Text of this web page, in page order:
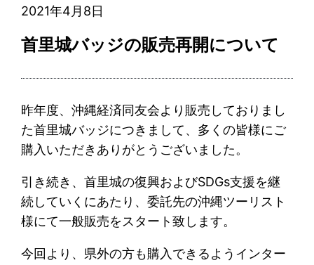
2021年4月8日
首里城バッジの販売再開について
昨年度、沖縄経済同友会より販売しておりまし
た首里城バッジにつきまして、多くの皆様にご
購入いただきありがとうございました。
引き続き、首里城の復興およびSDGs支援を継
続していくにあたり、委託先の沖縄ツーリスト
様にて一般販売をスタート致します。
今回より、県外の方も購入できるようインター